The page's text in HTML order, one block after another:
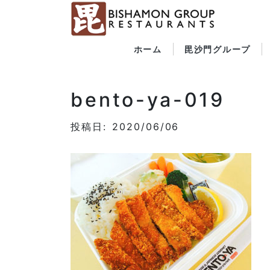
ホーム 毘沙門グループ
bento-ya-019
投稿日: 2020/06/06